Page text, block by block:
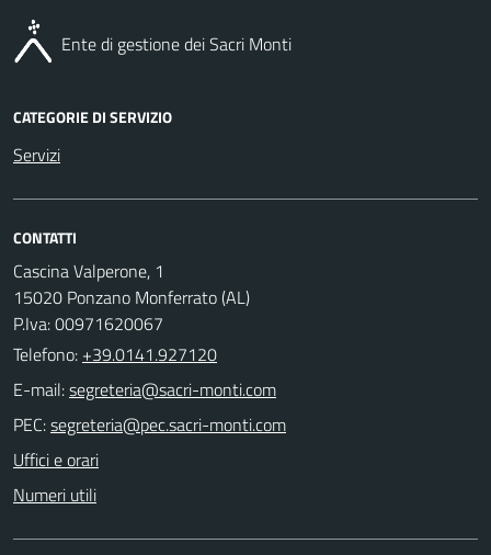
Ente di gestione dei Sacri Monti
CATEGORIE DI SERVIZIO
Servizi
CONTATTI
Cascina Valperone, 1
15020 Ponzano Monferrato (AL)
P.Iva: 00971620067
Telefono: +39.0141.927120
E-mail:
PEC:
Uffici e orari
Numeri utili